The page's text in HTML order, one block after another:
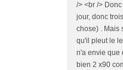
/> <br />
jour, donc
chose) . Mais
qu'il pleut le
n'a envie que
bien 2 x90